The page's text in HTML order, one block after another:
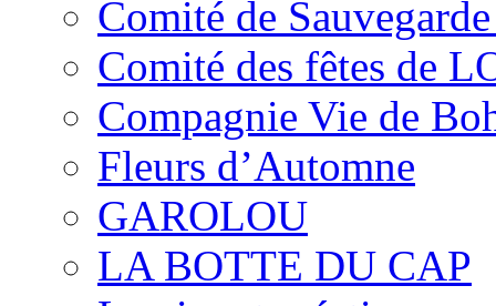
Comité de
Comité des fêtes de
Compagnie Vie de
Fleurs d’Automne
GAROLOU
LA BOTTE DU CAP